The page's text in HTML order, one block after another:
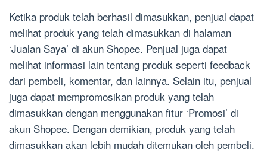
Ketika produk telah berhasil dimasukkan, penjual dapat
melihat produk yang telah dimasukkan di halaman
‘Jualan Saya’ di akun Shopee. Penjual juga dapat
melihat informasi lain tentang produk seperti feedback
dari pembeli, komentar, dan lainnya. Selain itu, penjual
juga dapat mempromosikan produk yang telah
dimasukkan dengan menggunakan fitur ‘Promosi’ di
akun Shopee. Dengan demikian, produk yang telah
dimasukkan akan lebih mudah ditemukan oleh pembeli.